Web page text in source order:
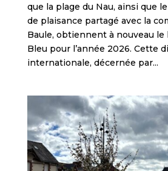
que la plage du Nau, ainsi que
de plaisance partagé avec la
Baule, obtiennent à nouveau le
Bleu pour l’année 2026. Cette
internationale, décernée par...